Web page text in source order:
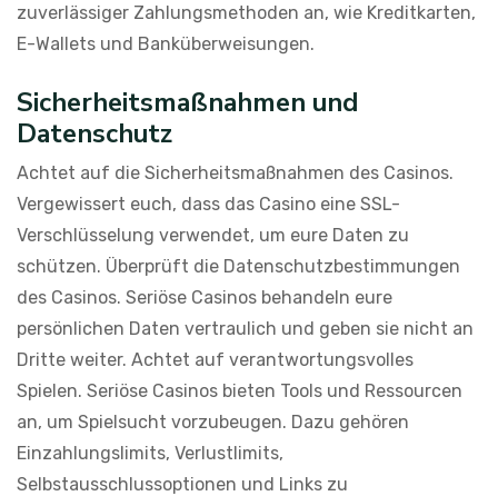
zuverlässiger Zahlungsmethoden an, wie Kreditkarten,
E-Wallets und Banküberweisungen.
Sicherheitsmaßnahmen und
Datenschutz
Achtet auf die Sicherheitsmaßnahmen des Casinos.
Vergewissert euch, dass das Casino eine SSL-
Verschlüsselung verwendet, um eure Daten zu
schützen. Überprüft die Datenschutzbestimmungen
des Casinos. Seriöse Casinos behandeln eure
persönlichen Daten vertraulich und geben sie nicht an
Dritte weiter. Achtet auf verantwortungsvolles
Spielen. Seriöse Casinos bieten Tools und Ressourcen
an, um Spielsucht vorzubeugen. Dazu gehören
Einzahlungslimits, Verlustlimits,
Selbstausschlussoptionen und Links zu